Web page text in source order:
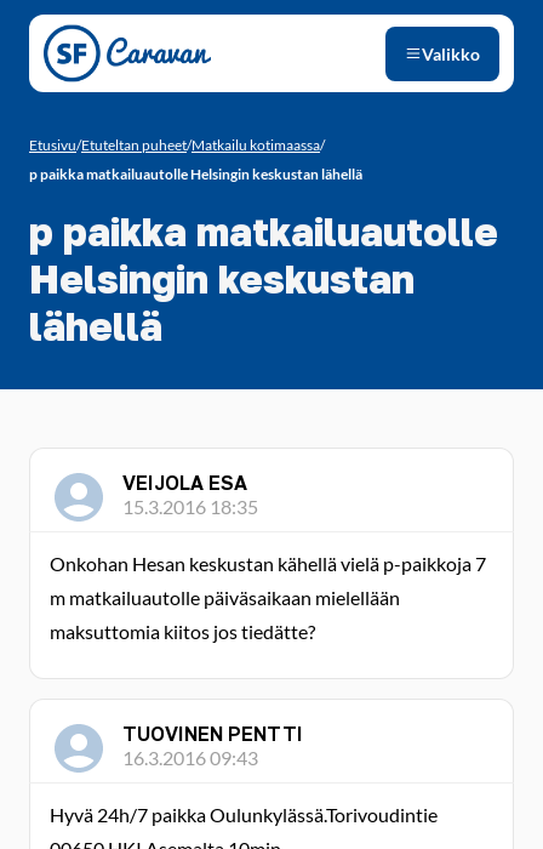
Siirry sivun sisältöön
Valikko
Etusivu/Etuteltan puheet/Matkailu kotimaassa/
p paikka matkailuautolle Helsingin keskustan lähellä
p paikka matkailuautolle
Helsingin keskustan
lähellä
VEIJOLA ESA
15.3.2016 18:35
Onkohan Hesan keskustan kähellä vielä p-paikkoja 7
m matkailuautolle päiväsaikaan mielellään
maksuttomia kiitos jos tiedätte?
TUOVINEN PENTTI
16.3.2016 09:43
Hyvä 24h/7 paikka Oulunkylässä.Torivoudintie